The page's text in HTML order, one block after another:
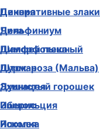
Декоративные злаки
Дельфиниум
Диморфотека
Дурман
Душистый горошек
Иберис
Ипомея
Цинния
Чина
Шалфей пышный
Шток-роза (Мальва)
Эхинацея
Эшшольция
Ясколка